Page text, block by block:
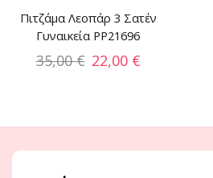
Πιτζάμα Λεοπάρ 3 Σατέν
Γυναικεία PP21696
35,00€ 22,00 €